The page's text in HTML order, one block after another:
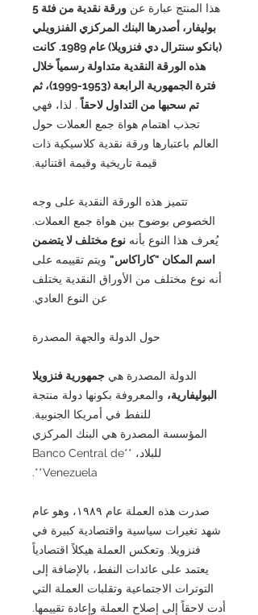
هذا المنتج عبارة عن
ورقة نقدية من فئة 5
بوليفار، أصدرها البنك المركزي الفنزويلي
(بانكو سنترال دي فنزويلا) عام 1989.
كانت
هذه الورقة النقدية متداولة رسمياً خلال
فترة الجمهورية الرابعة (1953-1999)، ثم
تم سحبها من التداول لاحقاً. لذا، فهي
تجذب اهتمام هواة جمع العملات حول
العالم باعتبارها ورقة نقدية كلاسيكية ذات
قيمة تاريخية وقيمة اقتنائية.
تتميز هذه الورقة النقدية على وجه
الخصوص بوضوح بين هواة جمع العملات.
يُعرف هذا النوع بأنه نوع مختلف لا يتضمن
اسم المكان "كاراكاس" ويتم تقييمه على
أنه نوع مختلف من الأوراق النقدية يختلف
عن النوع العادي.
حول الدولة والجهة المصدرة
الدولة المصدرة هي جمهورية فنزويلا
البوليفارية، والمعروفة بكونها دولة منتجة
للنفط في أمريكا الجنوبية.
المؤسسة المصدرة هي البنك المركزي
للبلاد، **Banco Central de
Venezuela**.
صدرت هذه العملة عام ١٩٨٩، وهو عام
شهد تغيرات سياسية واقتصادية كبيرة في
فنزويلا. وتعكس العملة هيكلاً اقتصادياً
يعتمد على عائدات النفط، بالإضافة إلى
التوترات الاجتماعية وتقلبات العملة التي
أدت لاحقاً إلى إصلاح العملة وإعادة تقييمها.